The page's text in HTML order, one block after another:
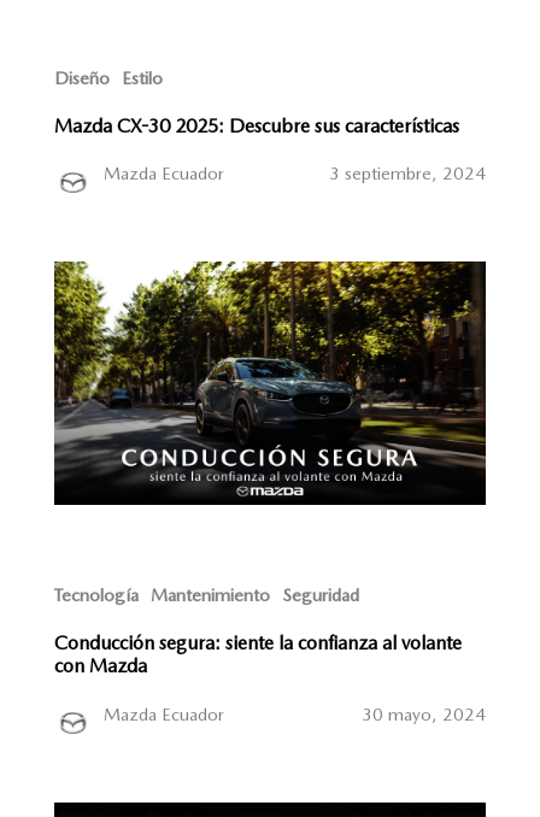
Diseño Estilo
Mazda CX-30 2025: Descubre sus características
Mazda Ecuador 3 septiembre, 2024
Tecnología Mantenimiento Seguridad
Conducción segura: siente la confianza al volante
con Mazda
Mazda Ecuador 30 mayo, 2024